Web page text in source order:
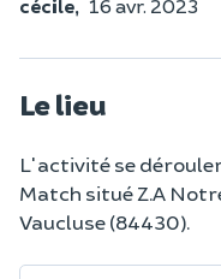
cécile, 16 avr. 2023
Le lieu
L'activité se
Match situé Z.A
Vaucluse (84430).